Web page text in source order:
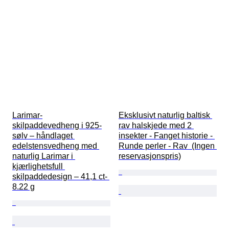
Larimar-
skilpaddevedheng i 925-
sølv – håndlaget
edelstensvedheng med
naturlig Larimar i
kjærlighetsfull
skilpaddedesign – 41,1 ct-
8.22 g
Eksklusivt naturlig baltisk
rav halskjede med 2
insekter - Fanget historie -
Runde perler - Rav  (Ingen
reservasjonspris)